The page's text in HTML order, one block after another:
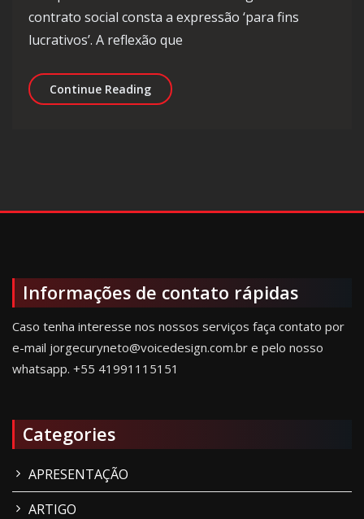
contrato social consta a expressão ‘para fins
lucrativos’. A reflexão que
Continue ReadingAtingir as metas, mas sem perder a
Informações de contato rápidas
Caso tenha interesse nos nossos serviços faça contato por
e-mail jorgecuryneto@voicedesign.com.br e pelo nosso
whatsapp. +55 41991115151
Categories
APRESENTAÇÃO
ARTIGO